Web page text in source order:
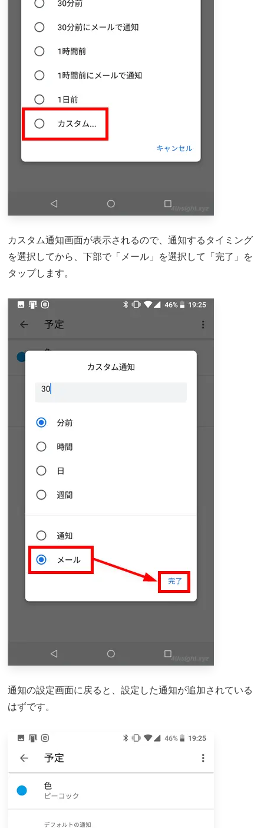
カスタム通知画面が表示されるので、通知するタイミング
を選択してから、下部で「メール」を選択して「完了」を
タップします。
通知の設定画面に戻ると、設定した通知が追加されている
はずです。